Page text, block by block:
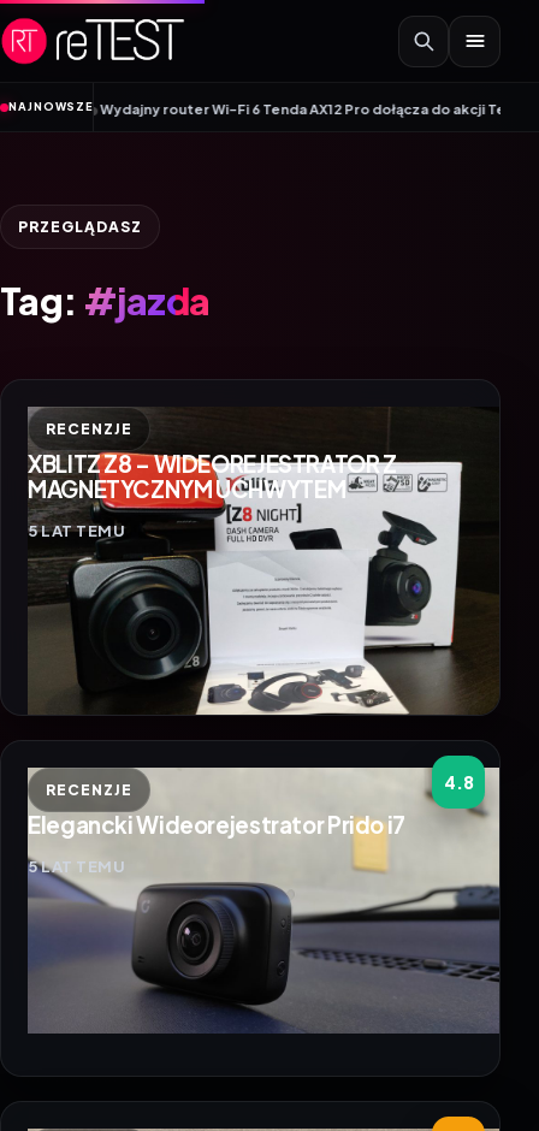
Przejdź do treści
NAJNOWSZE
linii•Wydajny router Wi-Fi 6 Tenda AX12 Pro dołącza do akcji Tenda
PRZEGLĄDASZ
Tag: #jazda
RECENZJE
XBLITZ Z8 – WIDEOREJESTRATOR Z
MAGNETYCZNYM UCHWYTEM
5 LAT TEMU
4.8
RECENZJE
Elegancki Wideorejestrator Prido i7
5 LAT TEMU